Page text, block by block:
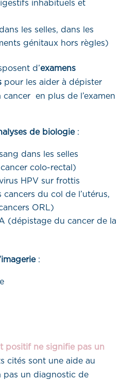
inhabituels et
les selles, dans les
génitaux hors règles)
d’examens
pour les aider à dépister
en plus de l’examen
de biologie:
dans les selles
colo-rectal)
HPV sur frottis
du col de l’utérus,
ORL)
(dépistage du cancer de la
:
positif ne signifie pas un
cités sont une aide au
pas un diagnostic de